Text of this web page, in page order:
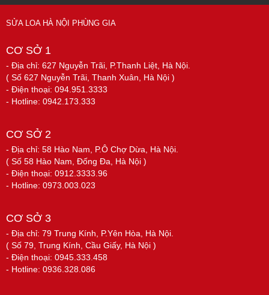
SỬA LOA HÀ NỘI PHÙNG GIA
CƠ SỞ 1
- Địa chỉ: 627 Nguyễn Trãi, P.Thanh Liệt, Hà Nội.
( Số 627 Nguyễn Trãi, Thanh Xuân, Hà Nội )
- Điện thoại: 094.951.3333
- Hotline: 0942.173.333
CƠ SỞ 2
- Địa chỉ: 58 Hào Nam, P.Ô Chợ Dừa, Hà Nội.
( Số 58 Hào Nam, Đống Đa, Hà Nội )
- Điện thoại: 0912.3333.96
- Hotline: 0973.003.023
CƠ SỞ 3
- Địa chỉ: 79 Trung Kính, P.Yên Hòa, Hà Nội.
( Số 79, Trung Kính, Cầu Giấy, Hà Nội )
- Điện thoại: 0945.333.458
- Hotline: 0936.328.086